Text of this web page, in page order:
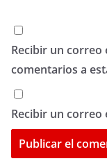
Recibir un correo
comentarios a
Recibir un correo